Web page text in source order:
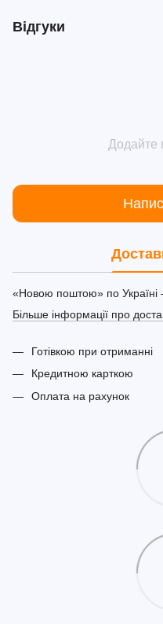
Відгуки
Додайте
«Новою поштою» по
Більше інформації про
Готівкою при отриманні
Кредитною карткою
Оплата на рахунок